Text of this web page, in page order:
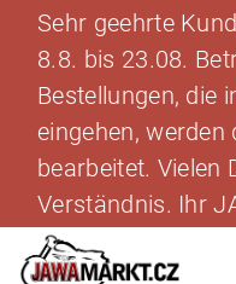
Sehr geehrte
8.8. bis 23.08.
Bestellungen, die
eingehen,
bearbeitet. Vielen
Verständnis. Ihr